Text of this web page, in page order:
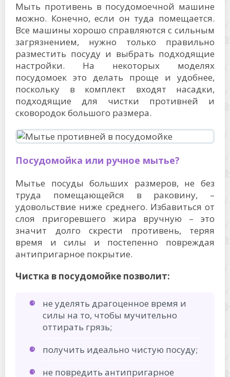
Мыть противень в посудомоечной машине
можно. Конечно, если он туда помещается.
Все машины хорошо справляются с сильным
загрязнением, нужно только правильно
разместить посуду и выбрать подходящие
настройки. На некоторых моделях
посудомоек это делать проще и удобнее,
поскольку в комплект входят насадки,
подходящие для чистки противней и
сковородок большого размера.
Посудомойка или ручное мытье?
Мытье посуды больших размеров, не без
труда помещающейся в раковину, –
удовольствие ниже среднего. Избавиться от
слоя пригоревшего жира вручную – это
значит долго скрести противень, теряя
время и силы и постепенно повреждая
антипригарное покрытие.
Чистка в посудомойке позволит:
не уделять драгоценное время и
силы на то, чтобы мучительно
оттирать грязь;
получить идеально чистую посуду;
не повредить антипригарное